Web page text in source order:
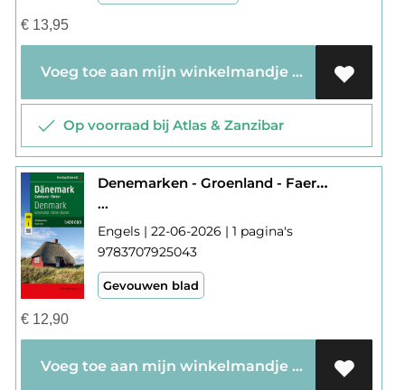
€13,95
Voeg toe aan mijn winkelmandje
Op voorraad bij Atlas & Zanzibar
Denemarken - Groenland - Faeröer
...
Engels | 22-06-2026 | 1 pagina's
9783707925043
Gevouwen blad
€12,90
Voeg toe aan mijn winkelmandje